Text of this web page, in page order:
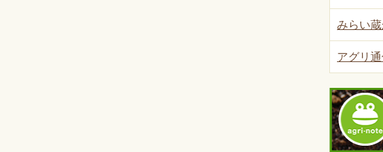
みらい
アグリ